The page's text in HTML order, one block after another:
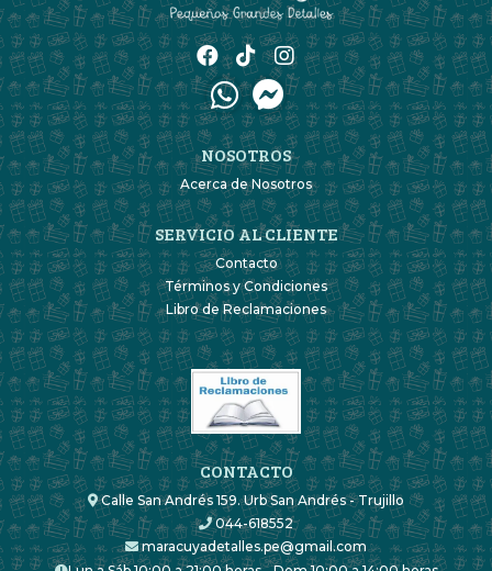
NOSOTROS
Acerca de Nosotros
SERVICIO AL CLIENTE
Contacto
Términos y Condiciones
Libro de Reclamaciones
CONTACTO
Calle San Andrés 159. Urb San Andrés - Trujillo
044-618552
maracuyadetalles.pe@gmail.com